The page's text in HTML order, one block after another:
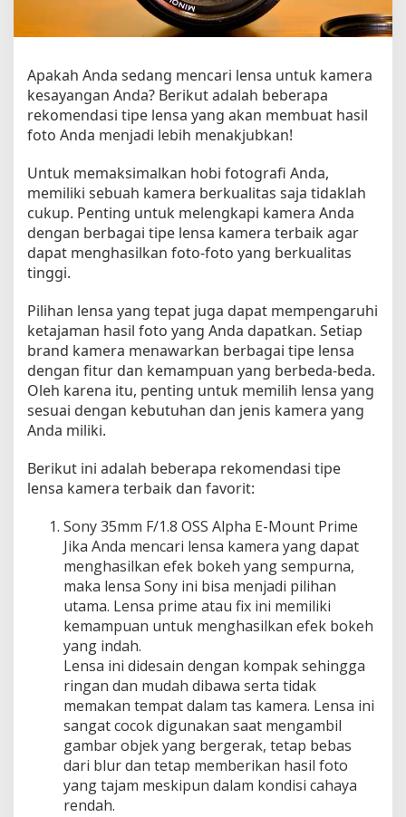
a
a
m
e
r
u
n
u
k
F
o
H
a
s
i
m
u
a
k
a
n
!
Apakah Anda sedang mencari lensa untuk kamera
kesayangan Anda? Berikut adalah beberapa
rekomendasi tipe lensa yang akan membuat hasil
foto Anda menjadi lebih menakjubkan!
Untuk memaksimalkan hobi fotografi Anda,
memiliki sebuah kamera berkualitas saja tidaklah
cukup. Penting untuk melengkapi kamera Anda
dengan berbagai tipe lensa kamera terbaik agar
dapat menghasilkan foto-foto yang berkualitas
tinggi.
Pilihan lensa yang tepat juga dapat mempengaruhi
ketajaman hasil foto yang Anda dapatkan. Setiap
brand kamera menawarkan berbagai tipe lensa
dengan fitur dan kemampuan yang berbeda-beda.
Oleh karena itu, penting untuk memilih lensa yang
sesuai dengan kebutuhan dan jenis kamera yang
Anda miliki.
Berikut ini adalah beberapa rekomendasi tipe
lensa kamera terbaik dan favorit:
Sony 35mm F/1.8 OSS Alpha E-Mount Prime
Jika Anda mencari lensa kamera yang dapat
menghasilkan efek bokeh yang sempurna,
maka lensa Sony ini bisa menjadi pilihan
utama. Lensa prime atau fix ini memiliki
kemampuan untuk menghasilkan efek bokeh
yang indah.
Lensa ini didesain dengan kompak sehingga
ringan dan mudah dibawa serta tidak
memakan tempat dalam tas kamera. Lensa ini
sangat cocok digunakan saat mengambil
gambar objek yang bergerak, tetap bebas
dari blur dan tetap memberikan hasil foto
yang tajam meskipun dalam kondisi cahaya
rendah.